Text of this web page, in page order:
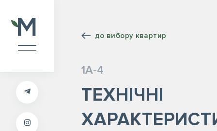
до вибору квартир
1А-4
ТЕХНІЧНІ